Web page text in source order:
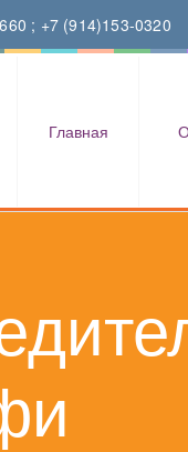
; +7 (914)153-0320
Главная